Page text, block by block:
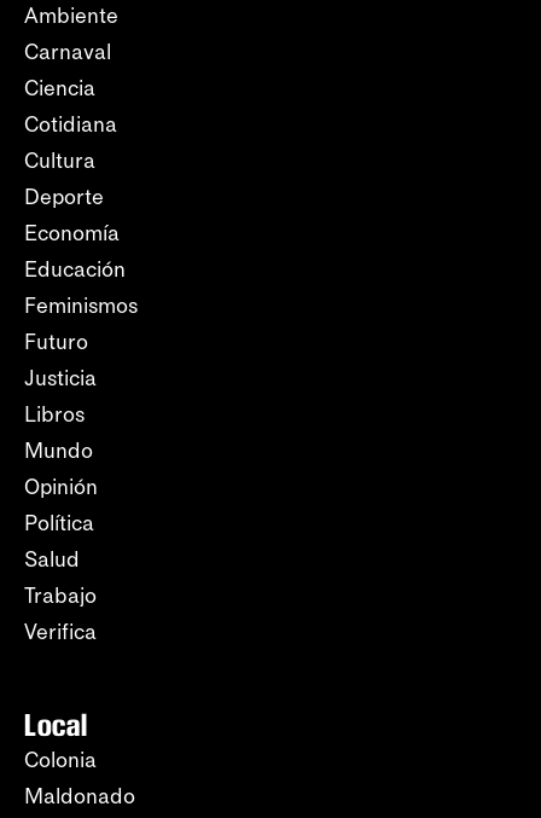
Ambiente
Carnaval
Ciencia
Cotidiana
Cultura
Deporte
Economía
Educación
Feminismos
Futuro
Justicia
Libros
Mundo
Opinión
Política
Salud
Trabajo
Verifica
Local
Colonia
Maldonado